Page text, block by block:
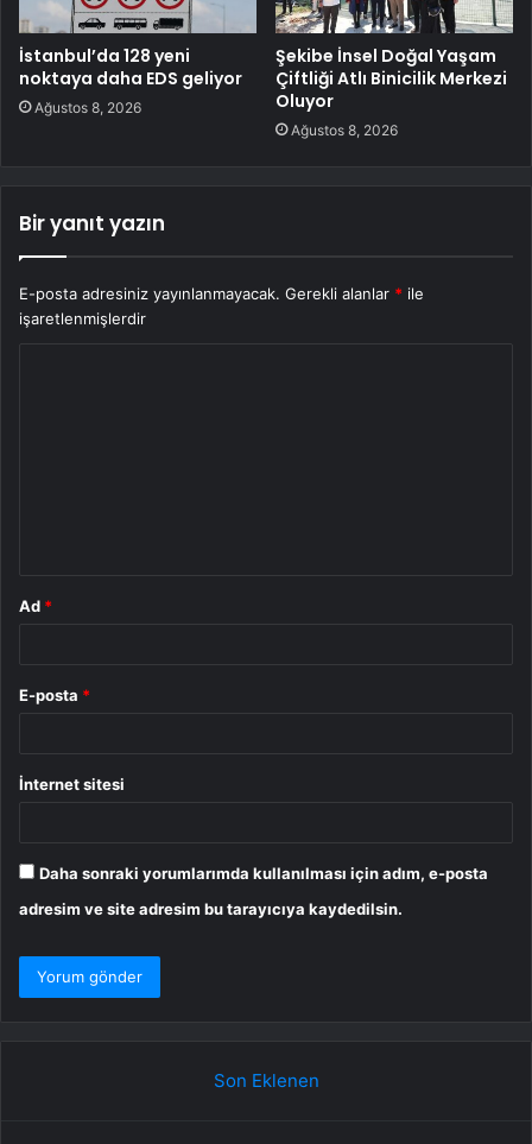
İstanbul’da 128 yeni
noktaya daha EDS geliyor
Ağustos 8, 2026
Şekibe İnsel Doğal Yaşam
Çiftliği Atlı Binicilik Merkezi
Oluyor
Ağustos 8, 2026
Bir yanıt yazın
E-posta adresiniz yayınlanmayacak. Gerekli alanlar * ile
işaretlenmişlerdir
Ad *
E-posta *
İnternet sitesi
Daha sonraki yorumlarımda kullanılması için adım, e-posta
adresim ve site adresim bu tarayıcıya kaydedilsin.
Son Eklenen